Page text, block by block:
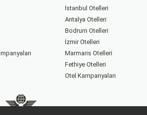
İstanbul Otelleri
Antalya Otelleri
Bodrum Otelleri
İzmir Otelleri
Marmaris Otelleri
Fethiye Otelleri
Otel Kampanyaları